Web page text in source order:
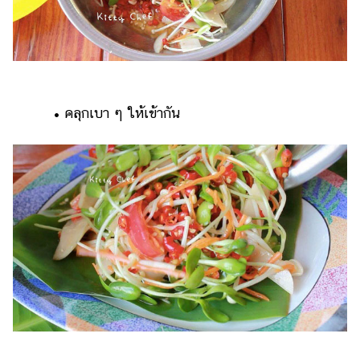
• คลุกเบา ๆ ให้เข้ากัน